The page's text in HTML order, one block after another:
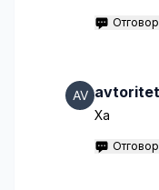
avtoritet
Ха